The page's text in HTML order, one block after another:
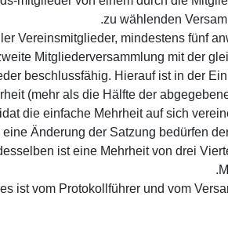
zu wählenden
Vereinsmitglieder, mindestens fünf
Mitgliederversammlung mit der
beschlussfähig. Hierauf ist in der
(mehr als die Hälfte der
die einfache Mehrheit auf sich
Änderung der Satzung bedürfen
ist eine Mehrheit von drei
ist vom Protokollführer und vom